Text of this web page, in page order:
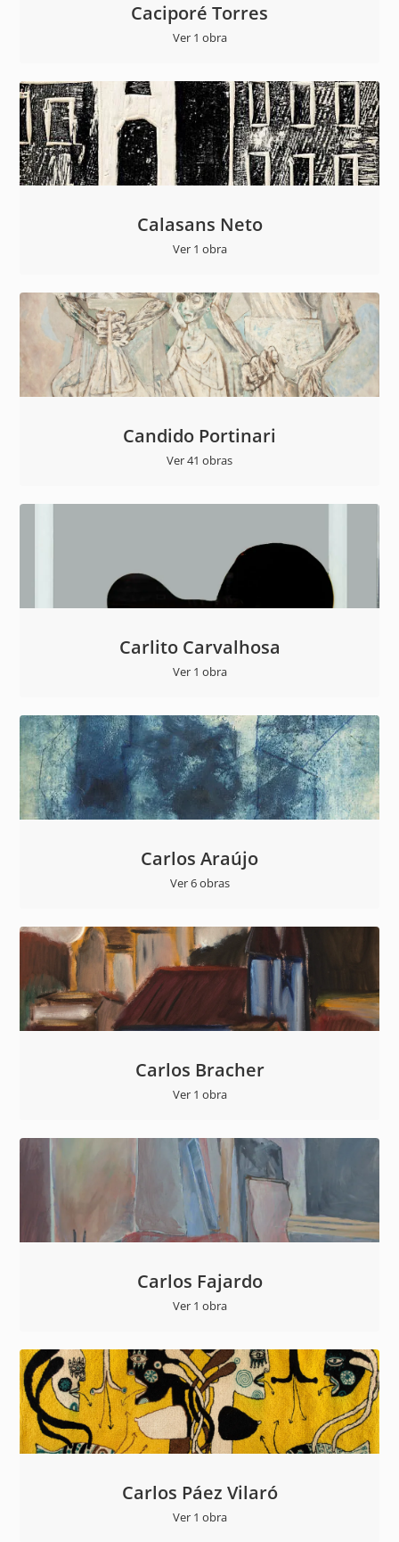
Caciporé Torres
Ver 1 obra
Calasans Neto
Ver 1 obra
Candido Portinari
Ver 41 obras
Carlito Carvalhosa
Ver 1 obra
Carlos Araújo
Ver 6 obras
Carlos Bracher
Ver 1 obra
Carlos Fajardo
Ver 1 obra
Carlos Páez Vilaró
Ver 1 obra